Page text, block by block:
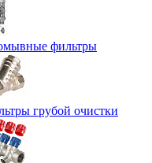
фильтры
грубой очистки